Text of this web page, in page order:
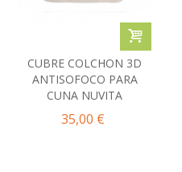
CUBRE COLCHON 3D
ANTISOFOCO PARA
CUNA NUVITA
35,00 €